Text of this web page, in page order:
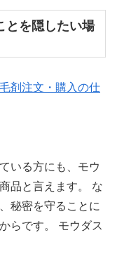
とを隠したい場
剤注文・購入の仕
いる方にも、モウ
品と言えます。 な
秘密を守ることに
らです。 モウダス